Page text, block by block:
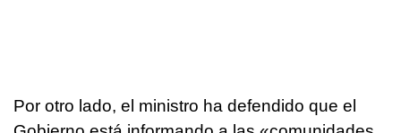
Por otro lado, el ministro ha defendido que el